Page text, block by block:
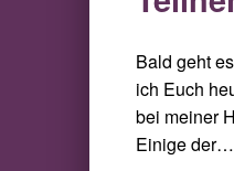
Bald geht
ich Euch
bei meiner
Einige der…